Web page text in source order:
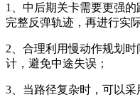
1、中后期关卡需要更强
完整反弹轨迹，再进行实
2、合理利用慢动作规划
计，避免中途失误；
3、当路径复杂时，可以